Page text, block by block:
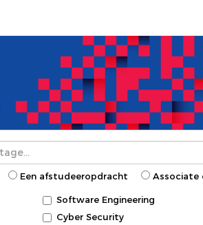
Een afstudeeropdracht Associate
Software Engineering
Cyber Security